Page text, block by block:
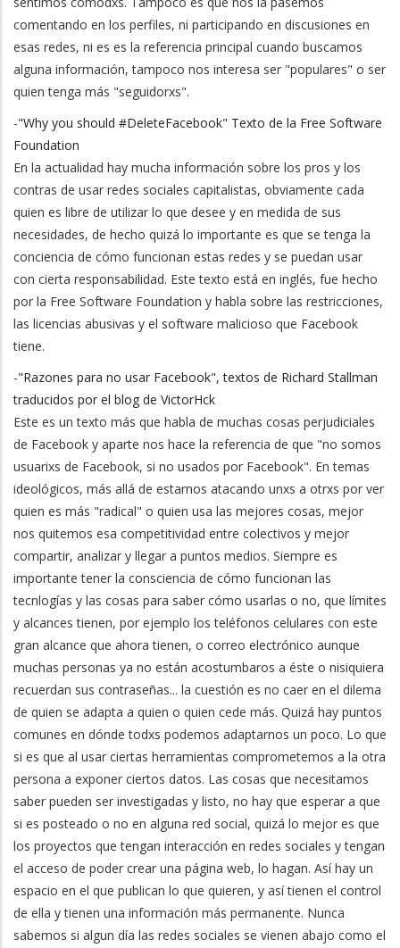
comentando en los perfiles, ni participando en discusiones en
esas redes, ni es es la referencia principal cuando buscamos
alguna información, tampoco nos interesa ser "populares" o ser
quien tenga más "seguidorxs".
-"Why you should #DeleteFacebook" Texto de la Free Software
Foundation
En la actualidad hay mucha información sobre los pros y los
contras de usar redes sociales capitalistas, obviamente cada
quien es libre de utilizar lo que desee y en medida de sus
necesidades, de hecho quizá lo importante es que se tenga la
conciencia de cómo funcionan estas redes y se puedan usar
con cierta responsabilidad. Este texto está en inglés, fue hecho
por la Free Software Foundation y habla sobre las restricciones,
las licencias abusivas y el software malicioso que Facebook
tiene.
-"Razones para no usar Facebook", textos de Richard Stallman
traducidos por el blog de VictorHck
Este es un texto más que habla de muchas cosas perjudiciales
de Facebook y aparte nos hace la referencia de que "no somos
usuarixs de Facebook, si no usados por Facebook". En temas
ideológicos, más allá de estarnos atacando unxs a otrxs por ver
quien es más "radical" o quien usa las mejores cosas, mejor
nos quitemos esa competitividad entre colectivos y mejor
compartir, analizar y llegar a puntos medios. Siempre es
importante tener la consciencia de cómo funcionan las
tecnlogías y las cosas para saber cómo usarlas o no, que límites
y alcances tienen, por ejemplo los teléfonos celulares con este
gran alcance que ahora tienen, o correo electrónico aunque
muchas personas ya no están acostumbaros a éste o nisiquiera
recuerdan sus contraseñas... la cuestión es no caer en el dilema
de quien se adapta a quien o quien cede más. Quizá hay puntos
comunes en dónde todxs podemos adaptarnos un poco. Lo que
si es que al usar ciertas herramientas comprometemos a la otra
persona a exponer ciertos datos. Las cosas que necesitamos
saber pueden ser investigadas y listo, no hay que esperar a que
si es posteado o no en alguna red social, quizá lo mejor es que
los proyectos que tengan interacción en redes sociales y tengan
el acceso de poder crear una página web, lo hagan. Así hay un
espacio en el que publican lo que quieren, y así tienen el control
de ella y tienen una información más permanente. Nunca
sabemos si algun día las redes sociales se vienen abajo como el